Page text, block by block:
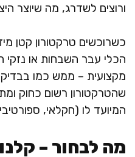
ורוצים לשדרג, מה שיוצר
כשרוכשים טרקטורון קטן
הכלי עבר השבחות או נזקי
מקצועית – ממש כמו
שהטרקטורון רשום כחוק
המיועד לו (חקלאי,
מה לבחור –